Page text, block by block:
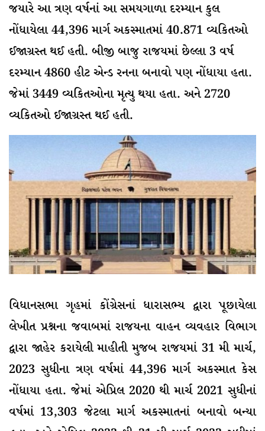
જયારે આ ત્રણ વર્ષનાં આ સમયગાળા દરમ્યાન કુલ
નોંધાયેલા 44,396 માર્ગ અકસ્માતમાં 40.871 વ્યકિતઓ
ઈજાગ્રસ્ત થઈ હતી. બીજી બાજુ રાજયમાં છેલ્લા 3 વર્ષ
દરમ્યાન 4860 હીટ એન્ડ રનના બનાવો પણ નોંધાયા હતા.
જેમાં 3449 વ્યકિતઓના મૃત્યુ થયા હતા. અને 2720
વ્યકિતઓ ઈજાગ્રસ્ત થઈ હતી.
વિધાનસભા ગૃહમાં કોંગ્રેસનાં ધારાસભ્ય દ્વારા પૂછાયેલા
લેખીત પ્રશ્નના જવાબમાં રાજયના વાહન વ્યવહાર વિભાગ
દ્વારા જાહેર કરાયેલી માહીતી મુજબ રાજયમાં 31 મી માર્ચ,
2023 સુધીના ત્રણ વર્ષમાં 44,396 માર્ગ અકસ્માત કેસ
નોંધાયા હતા. જેમાં એપ્રિલ 2020 થી માર્ચ 2021 સુધીનાં
વર્ષમાં 13,303 જેટલા માર્ગ અકસ્માતનાં બનાવો બન્યા